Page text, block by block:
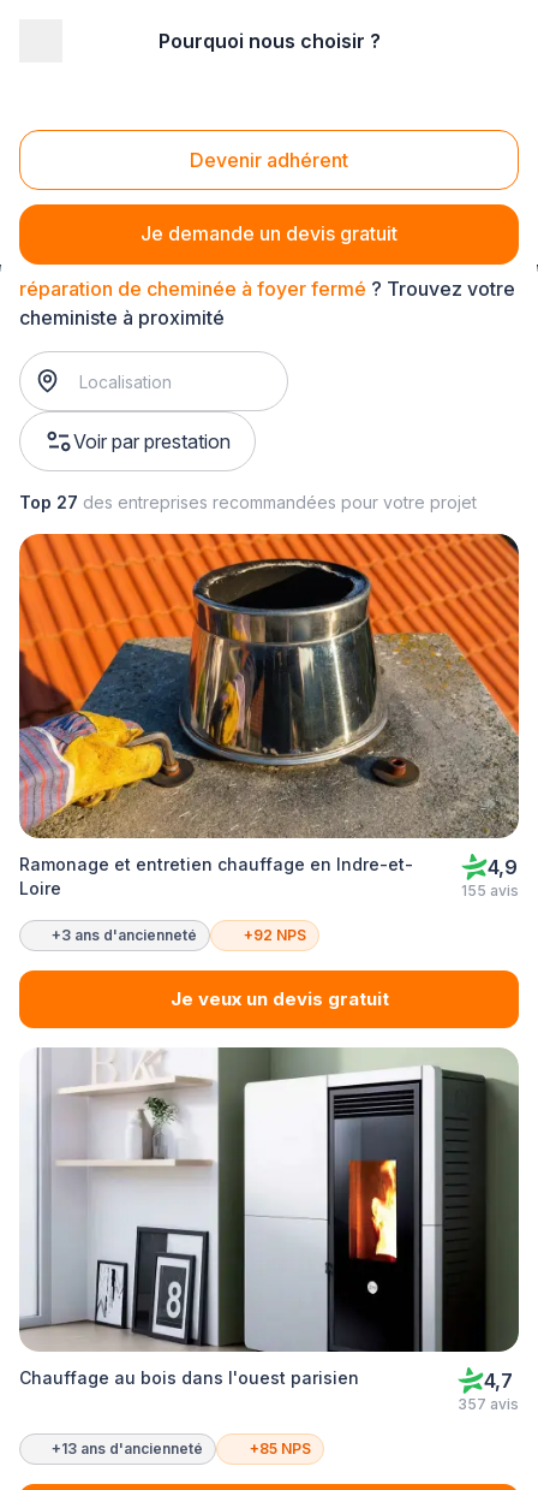
Pourquoi nous choisir ?
Devenir adhérent
Je demande un devis gratuit
Réparation de cheminée à foyer fermé
réparation de cheminée à foyer fermé ? Trouvez votre
cheministe à proximité
Voir par prestation
Top 27 des entreprises recommandées pour votre projet
Ramonage et entretien chauffage en Indre-et-
Loire
4,9
155 avis
+3 ans d'ancienneté +92 NPS
Je veux un devis gratuit
Chauffage au bois dans l'ouest parisien 4,7
357 avis
+13 ans d'ancienneté +85 NPS